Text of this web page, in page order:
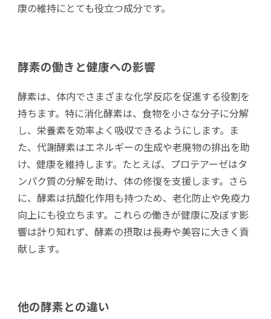
康の維持にとても役立つ成分です。
酵素の働きと健康への影響
酵素は、体内でさまざまな化学反応を促進する役割を
持ちます。特に消化酵素は、食物を小さな分子に分解
し、栄養素を効率よく吸収できるようにします。ま
た、代謝酵素はエネルギーの生成や老廃物の排出を助
け、健康を維持します。たとえば、プロテアーゼはタ
ンパク質の分解を助け、体の修復を支援します。さら
に、酵素は抗酸化作用も持つため、老化防止や免疫力
向上にも役立ちます。これらの働きが健康に及ぼす影
響は計り知れず、酵素の摂取は長寿や美容に大きく貢
献します。
他の酵素との違い